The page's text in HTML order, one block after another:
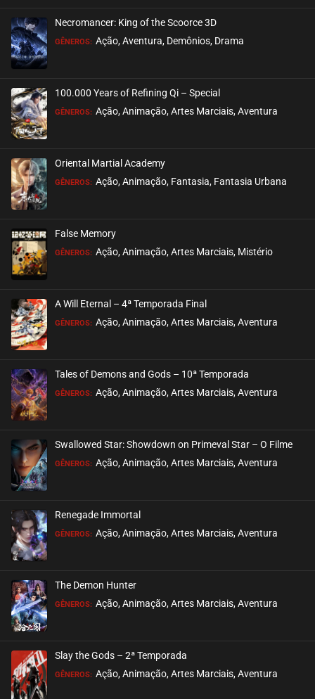
Necromancer: King of the Scoorce 3D
GÊNEROS: Ação, Aventura, Demônios, Drama
100.000 Years of Refining Qi – Special
GÊNEROS: Ação, Animação, Artes Marciais, Aventura
Oriental Martial Academy
GÊNEROS: Ação, Animação, Fantasia, Fantasia Urbana
False Memory
GÊNEROS: Ação, Animação, Artes Marciais, Mistério
A Will Eternal – 4ª Temporada Final
GÊNEROS: Ação, Animação, Artes Marciais, Aventura
Tales of Demons and Gods – 10ª Temporada
GÊNEROS: Ação, Animação, Artes Marciais, Aventura
Swallowed Star: Showdown on Primeval Star – O Filme
GÊNEROS: Ação, Animação, Artes Marciais, Aventura
Renegade Immortal
GÊNEROS: Ação, Animação, Artes Marciais, Aventura
The Demon Hunter
GÊNEROS: Ação, Animação, Artes Marciais, Aventura
Slay the Gods – 2ª Temporada
GÊNEROS: Ação, Animação, Artes Marciais, Aventura